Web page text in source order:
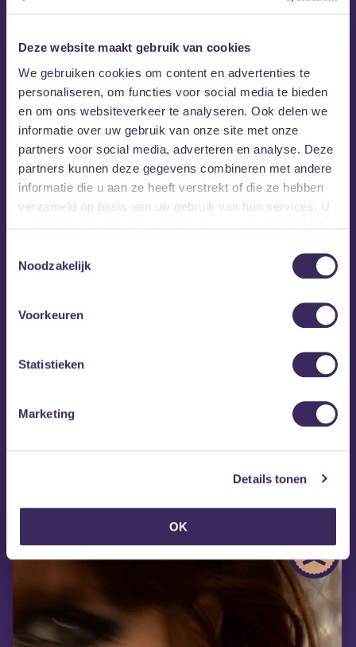
Deze website maakt gebruik van cookies
We gebruiken cookies om content en advertenties te
personaliseren, om functies voor social media te bieden
en om ons websiteverkeer te analyseren. Ook delen we
informatie over uw gebruik van onze site met onze
partners voor social media, adverteren en analyse. Deze
partners kunnen deze gegevens combineren met andere
informatie die u aan ze heeft verstrekt of die ze hebben
verzameld op basis van uw gebruik van hun services. U
Noodzakelijk
Voorkeuren
Statistieken
Marketing
Details tonen
OK